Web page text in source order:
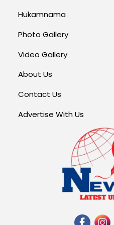
Hukamnama
Photo Gallery
Video Gallery
About Us
Contact Us
Advertise With Us